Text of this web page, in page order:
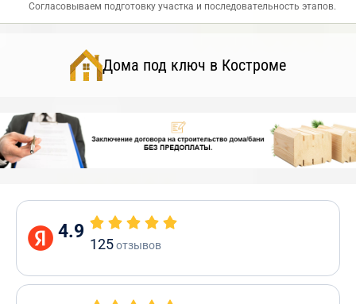
Согласовываем подготовку участка и последовательность этапов.
Дома под ключ в Костроме
4.9
125отзывов